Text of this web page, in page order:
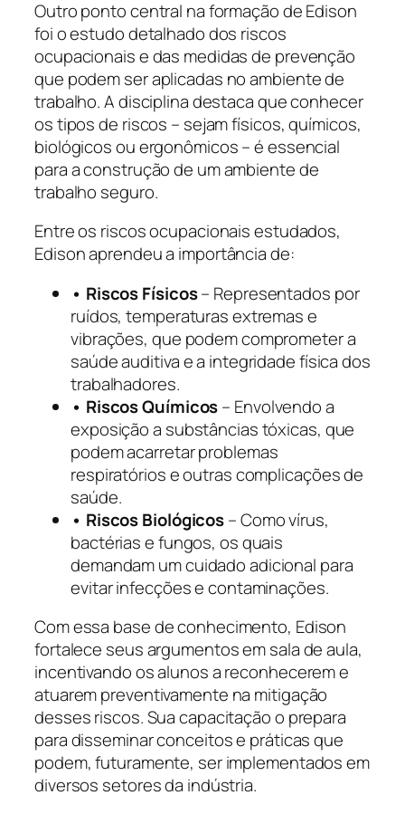
Outro ponto central na formação de Edison
foi o estudo detalhado dos riscos
ocupacionais e das medidas de prevenção
que podem ser aplicadas no ambiente de
trabalho. A disciplina destaca que conhecer
os tipos de riscos – sejam físicos, químicos,
biológicos ou ergonômicos – é essencial
para a construção de um ambiente de
trabalho seguro.
Entre os riscos ocupacionais estudados,
Edison aprendeu a importância de:
• Riscos Físicos– Representados por
ruídos, temperaturas extremas e
vibrações, que podem comprometer a
saúde auditiva e a integridade física dos
trabalhadores.
• Riscos Químicos– Envolvendo a
exposição a substâncias tóxicas, que
podem acarretar problemas
respiratórios e outras complicações de
saúde.
• Riscos Biológicos– Como vírus,
bactérias e fungos, os quais
demandam um cuidado adicional para
evitar infecções e contaminações.
Com essa base de conhecimento, Edison
fortalece seus argumentos em sala de aula,
incentivando os alunos a reconhecerem e
atuarem preventivamente na mitigação
desses riscos. Sua capacitação o prepara
para disseminar conceitos e práticas que
podem, futuramente, ser implementados em
diversos setores da indústria.